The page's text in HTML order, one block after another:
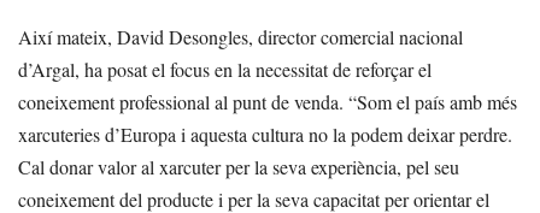
Així mateix, David Desongles, director comercial nacional
d’Argal, ha posat el focus en la necessitat de reforçar el
coneixement professional al punt de venda. “Som el país amb més
xarcuteries d’Europa i aquesta cultura no la podem deixar perdre.
Cal donar valor al xarcuter per la seva experiència, pel seu
coneixement del producte i per la seva capacitat per orientar el